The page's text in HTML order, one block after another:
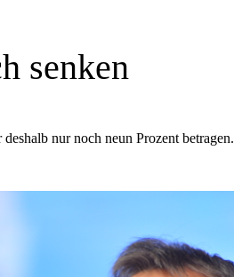
senken
nur noch neun Prozent betragen.